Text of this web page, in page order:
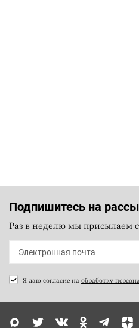
Подпишитесь на
Раз в неделю мы присылаем
Я даю согласие на обработку